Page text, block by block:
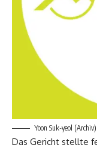
Yoon Suk-yeol
Das Gericht stellte